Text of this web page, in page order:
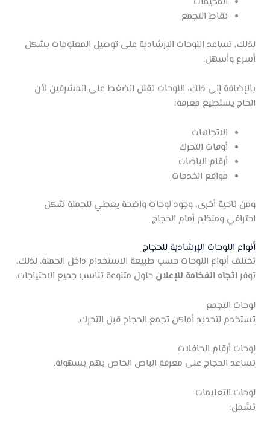
نقاط التجمع
لذلك، تساعد اللوحات الإرشادية على توصيل المعلومات بشكل
أسرع وأسهل.
بالإضافة إلى ذلك، اللوحات تقلل الضغط على المشرفين لأن
الحاج يستطيع معرفة:
الاتجاهات
أوقات التحرك
أرقام الباصات
مواقع الخدمات
ومن ناحية أخرى، وجود لوحات واضحة يعطي للحملة شكل
احترافي ومنظم أمام الحجاج.
أنواع اللوحات الإرشادية للحجاج
تختلف أنواع اللوحات حسب طبيعة الاستخدام داخل الحملة. لذلك،
توفر اتجاه الفخامة للإعلان حلول متنوعة تناسب جميع الاحتياجات.
لوحات التجمع
تستخدم لتحديد أماكن تجمع الحجاج قبل التحرك.
لوحات أرقام الحافلات
تساعد الحجاج على معرفة الباص الخاص بهم بسهولة.
لوحات التعليمات
تشمل: